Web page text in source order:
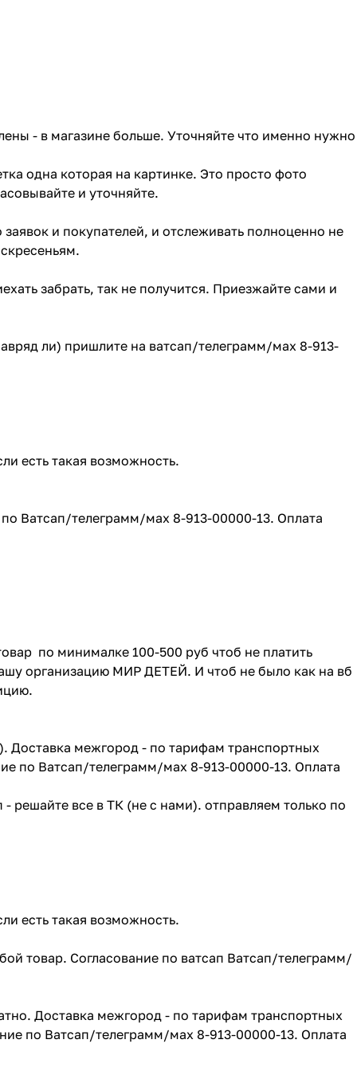
- в магазине больше. Уточняйте что именно нужно
одна которая на картинке. Это просто фото
и уточняйте.
и покупателей, и отслеживать полноценно не
забрать, так не получится. Приезжайте сами и
ли) пришлите на ватсап/телеграмм/мах 8-913-
есть такая возможность.
Ватсап/телеграмм/мах 8-913-00000-13. Оплата
по минималке 100-500 руб чтоб не платить
организацию МИР ДЕТЕЙ. И чтоб не было как на вб
Доставка межгород - по тарифам транспортных
по Ватсап/телеграмм/мах 8-913-00000-13. Оплата
решайте все в ТК (не с нами). отправляем только по
есть такая возможность.
товар. Согласование по ватсап Ватсап/телеграмм/
Доставка межгород - по тарифам транспортных
по Ватсап/телеграмм/мах 8-913-00000-13. Оплата